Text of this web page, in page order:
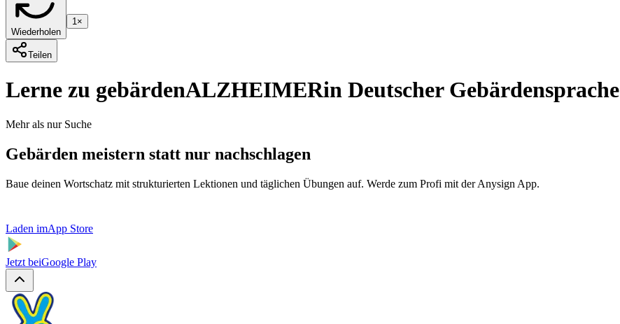
Wiederholen
1×
Teilen
Lerne zu gebärdenALZHEIMERin Deutscher Gebärdensprache
Mehr als nur Suche
Gebärden meistern statt nur nachschlagen
Baue deinen Wortschatz mit strukturierten Lektionen und täglichen Übungen auf. Werde zum Profi mit der Anysign App.
Laden imApp Store
Jetzt beiGoogle Play